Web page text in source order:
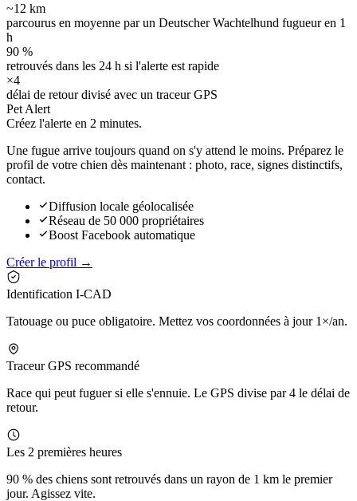
~12 km
parcourus en moyenne par un Deutscher Wachtelhund fugueur en 1
h
90 %
retrouvés dans les 24 h si l'alerte est rapide
×4
délai de retour divisé avec un traceur GPS
Pet Alert
Créez l'alerte en 2 minutes.
Une fugue arrive toujours quand on s'y attend le moins. Préparez le
profil de votre chien dès maintenant : photo, race, signes distinctifs,
contact.
Diffusion locale géolocalisée
Réseau de 50 000 propriétaires
Boost Facebook automatique
Créer le profil →
Identification I-CAD
Tatouage ou puce obligatoire. Mettez vos coordonnées à jour 1×/an.
Traceur GPS recommandé
Race qui peut fuguer si elle s'ennuie. Le GPS divise par 4 le délai de
retour.
Les 2 premières heures
90 % des chiens sont retrouvés dans un rayon de 1 km le premier
jour. Agissez vite.